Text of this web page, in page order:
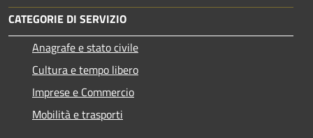
CATEGORIE DI SERVIZIO
Anagrafe e stato civile
Cultura e tempo libero
Imprese e Commercio
Mobilità e trasporti